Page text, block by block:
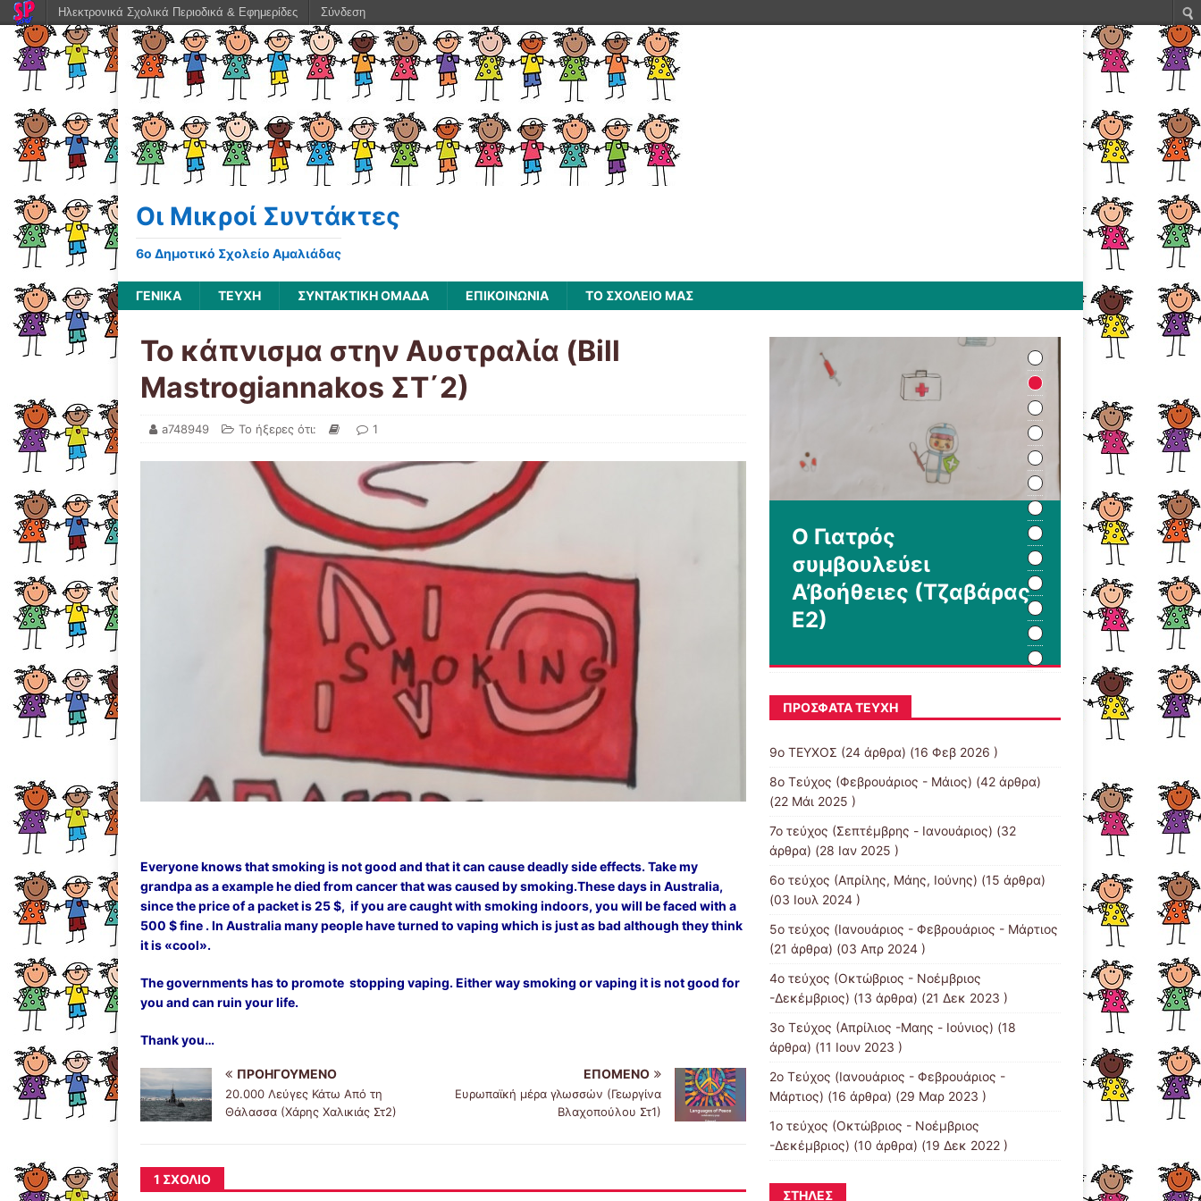
Οι Μικροί Συντάκτες
6ο Δημοτικό Σχολείο Αμαλιάδας
ΓΕΝΙΚΆ ΤΕΥΧΗ ΣΥΝΤΑΚΤΙΚΗ ΟΜΑΔΑ ΕΠΙΚΟΙΝΩΝΙΑ ΤΟ ΣΧΟΛΕΙΟ ΜΑΣ
Το κάπνισμα στην Αυστραλία (Bill
Mastrogiannakos ΣΤ΄2)
a748949 Το ήξερες ότι: 1
Everyone knows that smoking is not good and that it can cause deadly side effects. Take my
grandpa as a example he died from cancer that was caused by smoking.These days in Australia,
since the price of a packet is 25 $, if you are caught with smoking indoors, you will be faced with a
500 $ fine . In Australia many people have turned to vaping which is just as bad although they think
it is «cool».
The governments has to promote stopping vaping. Either way smoking or vaping it is not good for
you and can ruin your life.
Thank you…
ΠΡΟΗΓΟΎΜΕΝΟ
20.000 Λεύγες Κάτω Από τη
Θάλασσα (Χάρης Χαλικιάς Στ2)
ΕΠΌΜΕΝΟ
Ευρωπαϊκή μέρα γλωσσών (Γεωργίνα
Βλαχοπούλου Στ1)
1 ΣΧΌΛΙΟ
Ο Γιατρός
συμβουλεύει
Α’βοήθειες (Τζαβάρας
Ε2)
ΠΡΌΣΦΑΤΑ ΤΕΎΧΗ
9ο ΤΕΥΧΟΣ (24 άρθρα) (16 Φεβ 2026 )
8o Τεύχος (Φεβρουάριος - Μάιος) (42 άρθρα)
(22 Μάι 2025 )
7o τεύχος (Σεπτέμβρης - Ιανουάριος) (32
άρθρα) (28 Ιαν 2025 )
6ο τεύχος (Απρίλης, Μάης, Ιούνης) (15 άρθρα)
(03 Ιουλ 2024 )
5ο τεύχος (Ιανουάριος - Φεβρουάριος - Μάρτιος
(21 άρθρα) (03 Απρ 2024 )
4o τεύχος (Οκτώβριος - Νοέμβριος
-Δεκέμβριος) (13 άρθρα) (21 Δεκ 2023 )
3o Τεύχος (Απρίλιος -Μαης - Ιούνιος) (18
άρθρα) (11 Ιουν 2023 )
2o Τεύχος (Ιανουάριος - Φεβρουάριος -
Μάρτιος) (16 άρθρα) (29 Μαρ 2023 )
1ο τεύχος (Οκτώβριος - Νοέμβριος
-Δεκέμβριος) (10 άρθρα) (19 Δεκ 2022 )
ΣΤΉΛΕΣ
Ηλεκτρονικά Σχολικά Περιοδικά & Εφημερίδες Σύνδεση